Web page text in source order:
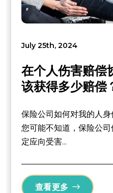
July 25th, 2024
在个人伤害赔偿
该获得多少赔偿
保险公司如何对我的人
您可能不知道，保险公
定应向受害...
查看更多